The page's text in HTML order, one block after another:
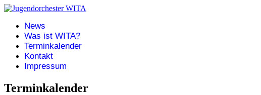
News
Was ist WITA?
Terminkalender
Kontakt
Impressum
Terminkalender